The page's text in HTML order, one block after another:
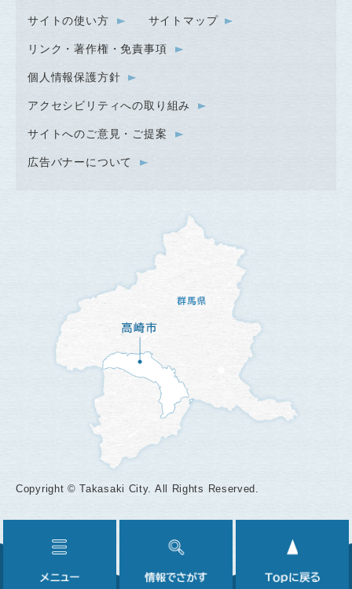
サイトの使い方 サイトマップ
リンク・著作権・免責事項
個人情報保護方針
アクセシビリティへの取り組み
サイトへのご意見・ご提案
広告バナーについて
Copyright © Takasaki City. All Rights Reserved.